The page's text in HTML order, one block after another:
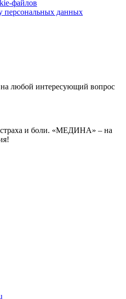
файлов
персональных данных
любой интересующий вопрос
страха и боли. «МЕДИНА» – на